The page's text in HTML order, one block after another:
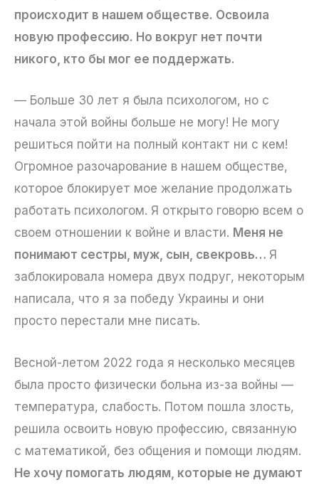
происходит в нашем обществе. Освоила
новую профессию. Но вокруг нет почти
никого, кто бы мог ее поддержать.
— Больше 30 лет я была психологом, но с
начала этой войны больше не могу! Не могу
решиться пойти на полный контакт ни с кем!
Огромное разочарование в нашем обществе,
которое блокирует мое желание продолжать
работать психологом. Я открыто говорю всем о
своем отношении к войне и власти. Меня не
понимают сестры, муж, сын, свекровь… Я
заблокировала номера двух подруг, некоторым
написала, что я за победу Украины и они
просто перестали мне писать.
Весной-летом 2022 года я несколько месяцев
была просто физически больна из-за войны —
температура, слабость. Потом пошла злость,
решила освоить новую профессию, связанную
с математикой, без общения и помощи людям.
Не хочу помогать людям, которые не думают